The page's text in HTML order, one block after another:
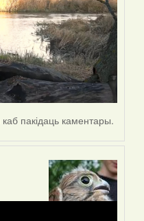
каб пакідаць каментары.